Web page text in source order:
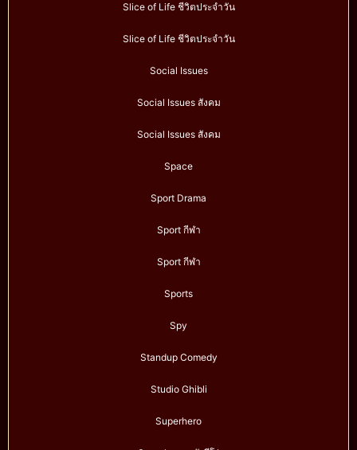
Slice of Life ชีวิตประจำวัน
Slice of Life ชีวิตประจำวัน
Social Issues
Social Issues สังคม
Social Issues สังคม
Space
Sport Drama
Sport กีฬา
Sport กีฬา
Sports
Spy
Standup Comedy
Studio Ghibli
Superhero